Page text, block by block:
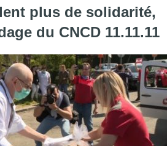
plus de solidarité,
du CNCD 11.11.11